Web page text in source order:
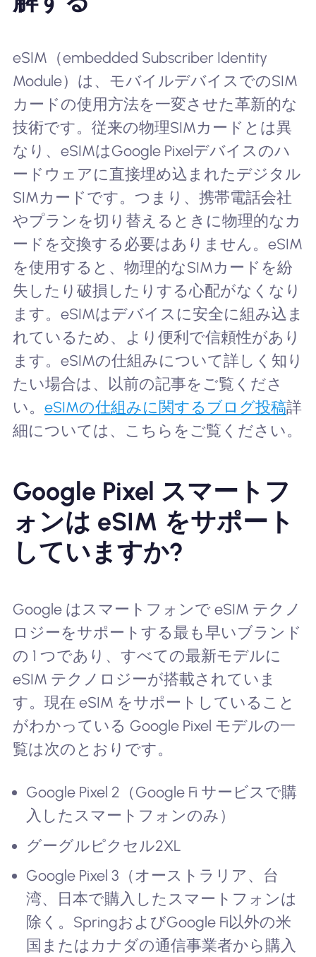
eSIM（embedded Subscriber Identity
Module）は、モバイルデバイスでのSIM
カードの使用方法を一変させた革新的な
技術です。従来の物理SIMカードとは異
なり、eSIMはGoogle Pixelデバイスのハ
ードウェアに直接埋め込まれたデジタル
SIMカードです。つまり、携帯電話会社
やプランを切り替えるときに物理的なカ
ードを交換する必要はありません。eSIM
を使用すると、物理的なSIMカードを紛
失したり破損したりする心配がなくなり
ます。eSIMはデバイスに安全に組み込ま
れているため、より便利で信頼性があり
ます。eSIMの仕組みについて詳しく知り
たい場合は、以前の記事をご覧くださ
い。 eSIMの仕組みに関するブログ投稿詳
細については、こちらをご覧ください。
Google Pixel スマートフ
ォンは eSIM をサポート
していますか?
Google はスマートフォンで eSIM テクノ
ロジーをサポートする最も早いブランド
の 1 つであり、すべての最新モデルに
eSIM テクノロジーが搭載されていま
す。現在 eSIM をサポートしていること
がわかっている Google Pixel モデルの一
覧は次のとおりです。
Google Pixel 2（Google Fi サービスで購
入したスマートフォンのみ）
グーグルピクセル2XL
Google Pixel 3（オーストラリア、台
湾、日本で購入したスマートフォンは
除く。SpringおよびGoogle Fi以外の米
国またはカナダの通信事業者から購入